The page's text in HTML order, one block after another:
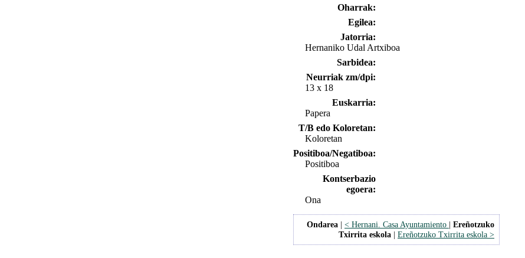
Oharrak:
Egilea:
Jatorria:
Hernaniko Udal Artxiboa
Sarbidea:
Neurriak zm/dpi:
13 x 18
Euskarria:
Papera
T/B edo Koloretan:
Koloretan
Positiboa/Negatiboa:
Positiboa
Kontserbazio
egoera:
Ona
Ondarea | < Hernani. Casa Ayuntamiento | Ereñotzuko
Txirrita eskola | Ereñotzuko Txirrita eskola >